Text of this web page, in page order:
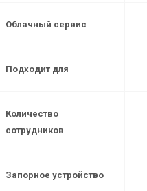
Облачный сервис
Подходит для
Количество
сотрудников
Запорное устройство